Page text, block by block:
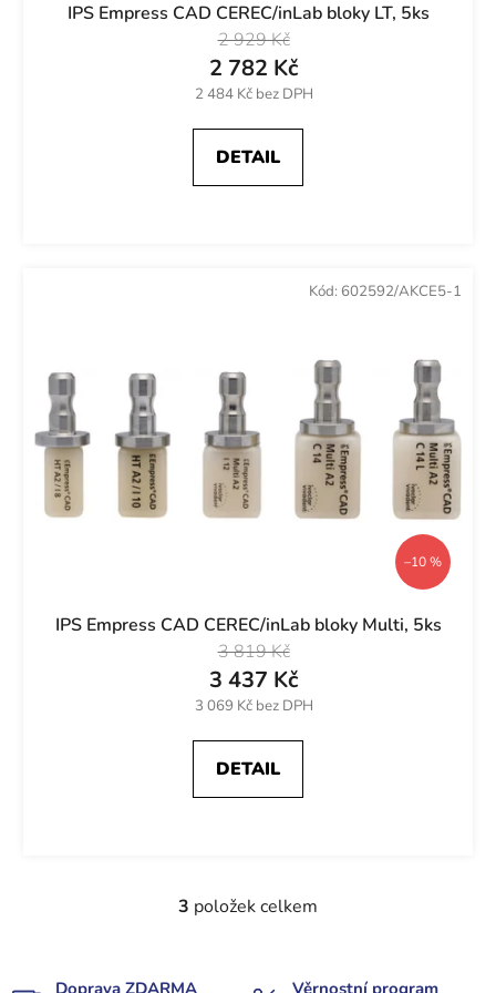
IPS Empress CAD CEREC/inLab bloky LT, 5ks
2 484 Kč bez DPH
2 782 Kč
2 929 Kč
DETAIL
–10 %
IPS Empress CAD CEREC/inLab bloky Multi, 5ks
3 069 Kč bez DPH
3 437 Kč
3 819 Kč
DETAIL
Kód: 602592/AKCE5-1
O
3 položek celkem